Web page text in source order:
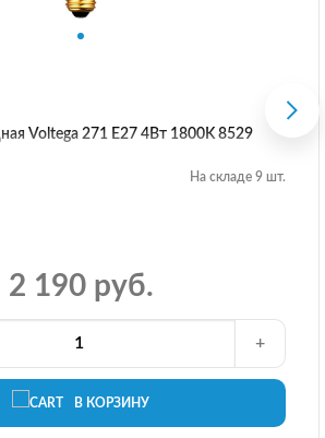
Voltega 271 E27 4Вт 1800K 8529
На складе 9 шт.
2 190 руб.
В КОРЗИНУ
+